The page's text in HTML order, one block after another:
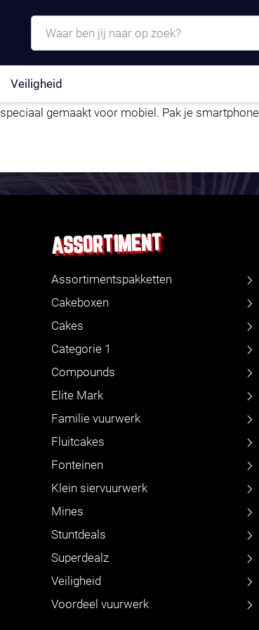
Veiligheid -
gemaakt voor mobiel. Pak je
ASSORTIMENT
Assortimentspakketten
Cakeboxen
Cakes
Categorie 1
Compounds
Elite Mark
Familie vuurwerk
Fluitcakes
Fonteinen
Klein siervuurwerk
Mines
Stuntdeals
Superdealz
Veiligheid
Voordeel vuurwerk